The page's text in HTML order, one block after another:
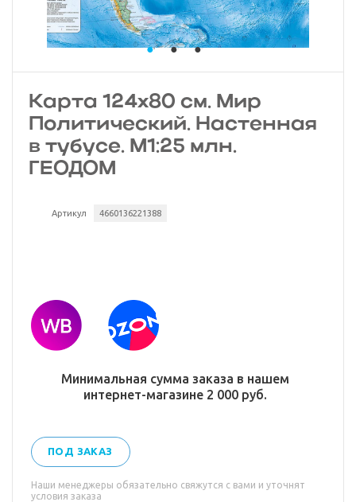
Карта 124х80 см. Мир
Политический. Настенная
в тубусе. М1:25 млн.
ГЕОДОМ
Артикул 4660136221388
Минимальная сумма заказа в нашем
интернет-магазине 2 000 руб.
ПОД ЗАКАЗ
Наши менеджеры обязательно свяжутся с вами и уточнят
условия заказа